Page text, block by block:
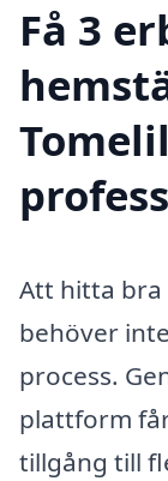
Få 3
Att hitta bra
behöver
process.
plattform
tillgång till